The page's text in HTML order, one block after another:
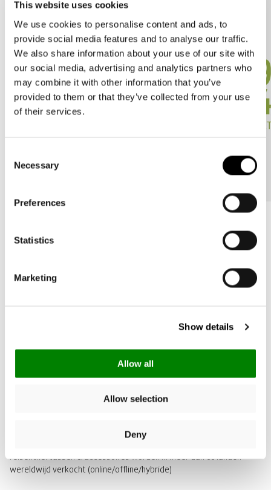
This website uses cookies
We use cookies to personalise content and ads, to
provide social media features and to analyse our traffic.
We also share information about your use of our site with
our social media, advertising and analytics partners who
may combine it with other information that you’ve
provided to them or that they’ve collected from your use
of their services.
Selection
Necessary
Preferences
Statistics
Marketing
Show details
Allow all
Allow selection
Deny
WERELDWIJDE VERKOOP
wereldwijd verkocht (online/offline/hybride)